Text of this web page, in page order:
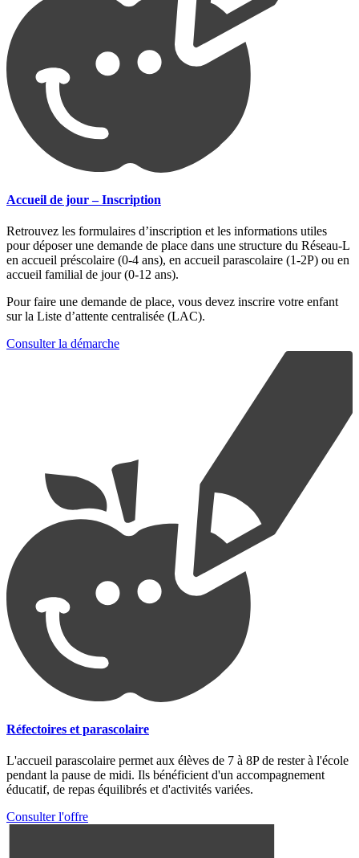
Accueil de jour – Inscription
Retrouvez les formulaires d’inscription et les informations utiles
pour déposer une demande de place dans une structure du Réseau-L
en accueil préscolaire (0-4 ans), en accueil parascolaire (1-2P) ou en
accueil familial de jour (0-12 ans).
Pour faire une demande de place, vous devez inscrire votre enfant
sur la Liste d’attente centralisée (LAC).
Consulter la démarche
Réfectoires et parascolaire
L'accueil parascolaire permet aux élèves de 7 à 8P de rester à l'école
pendant la pause de midi. Ils bénéficient d'un accompagnement
éducatif, de repas équilibrés et d'activités variées.
Consulter l'offre